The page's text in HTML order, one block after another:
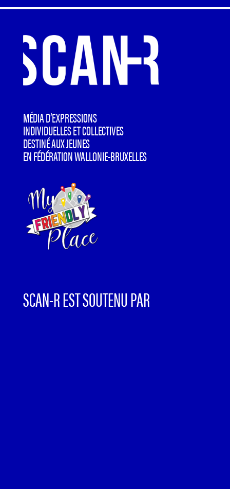
MÉDIA D’EXPRESSIONS
INDIVIDUELLES ET COLLECTIVES
DESTINÉ AUX JEUNES
EN FÉDÉRATION WALLONIE-BRUXELLES
SCAN-R EST SOUTENU PAR